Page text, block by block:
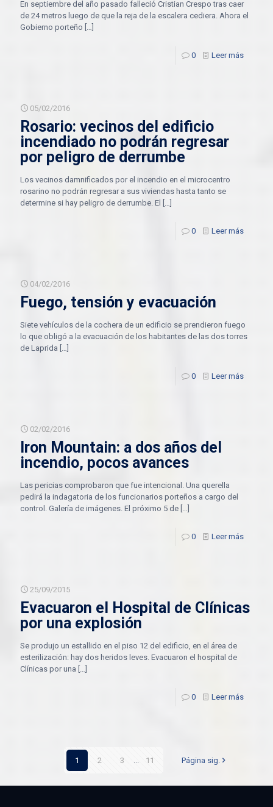
En septiembre del año pasado falleció Cristian Crespo tras caer
de 24 metros luego de que la reja de la escalera cediera. Ahora el
Gobierno porteño […]
0 Leer más
05/02/2016
Rosario: vecinos del edificio
incendiado no podrán regresar
por peligro de derrumbe
Los vecinos damnificados por el incendio en el microcentro
rosarino no podrán regresar a sus viviendas hasta tanto se
determine si hay peligro de derrumbe. El […]
0 Leer más
04/02/2016
Fuego, tensión y evacuación
Siete vehículos de la cochera de un edificio se prendieron fuego
lo que obligó a la evacuación de los habitantes de las dos torres
de Laprida […]
0 Leer más
02/02/2016
Iron Mountain: a dos años del
incendio, pocos avances
Las pericias comprobaron que fue intencional. Una querella
pedirá la indagatoria de los funcionarios porteños a cargo del
control. Galería de imágenes. El próximo 5 de […]
0 Leer más
25/09/2015
Evacuaron el Hospital de Clínicas
por una explosión
Se produjo un estallido en el piso 12 del edificio, en el área de
esterilización: hay dos heridos leves. Evacuaron el hospital de
Clínicas por una […]
0 Leer más
1 2 3 11 Página sig.